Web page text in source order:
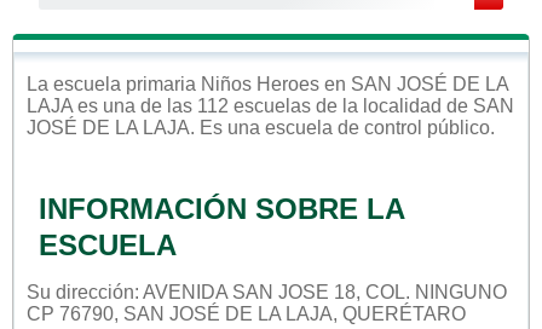
La escuela primaria Niños Heroes en SAN JOSÉ DE LA
LAJA es una de las 112 escuelas de la localidad de SAN
JOSÉ DE LA LAJA. Es una escuela de control público.
INFORMACIÓN SOBRE LA
ESCUELA
Su dirección: AVENIDA SAN JOSE 18, COL. NINGUNO
CP 76790, SAN JOSÉ DE LA LAJA, QUERÉTARO